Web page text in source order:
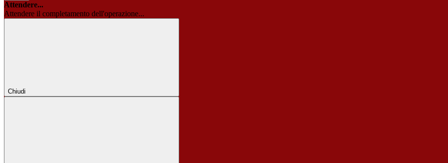
Attendere...
Attendere il completamento dell'operazione...
Chiudi